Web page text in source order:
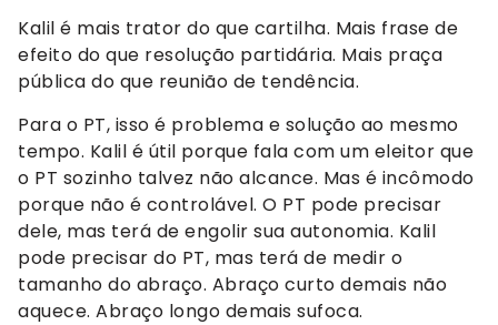
Kalil é mais trator do que cartilha. Mais frase de
efeito do que resolução partidária. Mais praça
pública do que reunião de tendência.
Para o PT, isso é problema e solução ao mesmo
tempo. Kalil é útil porque fala com um eleitor que
o PT sozinho talvez não alcance. Mas é incômodo
porque não é controlável. O PT pode precisar
dele, mas terá de engolir sua autonomia. Kalil
pode precisar do PT, mas terá de medir o
tamanho do abraço. Abraço curto demais não
aquece. Abraço longo demais sufoca.